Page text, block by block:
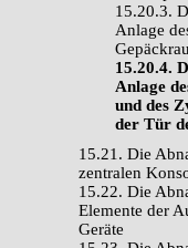
15.20.3.
Anlage
15.20.4.
Anlage
und des
der Tür
15.21. Die
zentralen
15.22. Die
Elemente der
Geräte